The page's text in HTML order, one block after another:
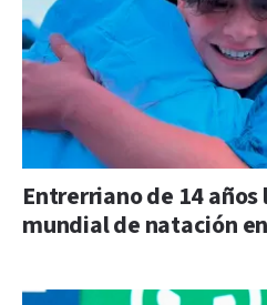
Entrerriano de 14
mundial de natación